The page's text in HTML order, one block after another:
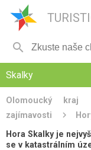

Skalky
Olomoucký kraj
zajímavosti
Hora Skalky je
se v katastrálním